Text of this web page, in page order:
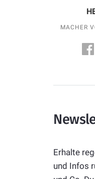
MACHER
Erhalte
und Infos